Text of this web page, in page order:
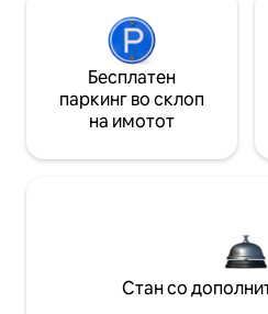
Бесплатен
паркинг во склоп
на имотот
Стан со